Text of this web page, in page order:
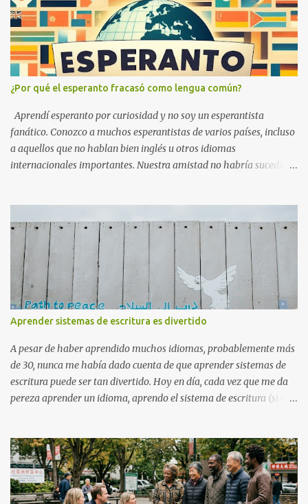
¿Por qué el esperanto fracasó como lengua común?
Aprendí esperanto por curiosidad y no soy un esperantista
fanático. Conozco a muchos esperantistas de varios países, incluso
a aquellos que no hablan bien inglés u otros idiomas
internacionales importantes. Nuestra amistad no habría sucedido
personas que se oponen a él promueven comentarios negativos
sobre él. Si no quieren aprenderlo, pueden dejarlo y no necesitan
comentar. Expresan comentarios negativos en artículos o videos
para atraer seguidores sin educación que sacarían conclusiones
apresuradas sin investigar más. El esperanto es, de hecho,
eurocéntrico. El creador vivió en un barrio europeo. El esperanto
sería asiáticocéntrico si el creador hubiera vivido en Asia cuando
creó el esperanto. Esta característica eurocéntrica no es un
problema para los esperantistas asiáticos. Les importa...
Aprender sistemas de escritura es divertido
A pesar de haber aprendido muchos idiomas, probablemente más
de 30, nunca me había dado cuenta de que aprender sistemas de
escritura puede ser tan divertido. Hoy en día, cada vez que me da
pereza aprender un idioma, aprendo el sistema de escritura (si es
amigos con tus nuevos conocimientos!